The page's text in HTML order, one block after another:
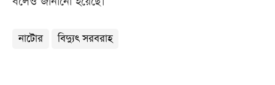
নাটোর বিদ্যুৎ সরবরাহ